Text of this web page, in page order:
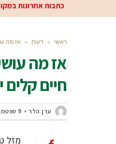
כתבות אחרונות
ראשי » דעות » אז מה עושים
חיים קלים
ערן הלר 9 ספטמבר, 2021
מזל